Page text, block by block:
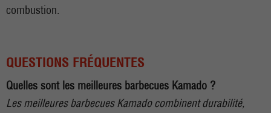
combustion.
QUESTIONS FRÉQUENTES
Quelles sont les meilleures barbecues Kamado ?
Les meilleures barbecues Kamado combinent durabilité,